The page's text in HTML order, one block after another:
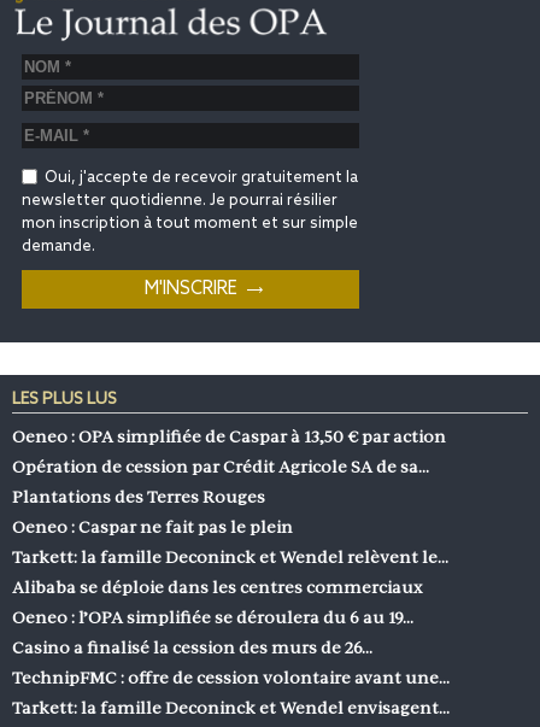
Oui, j'accepte de recevoir gratuitement la
newsletter quotidienne. Je pourrai résilier
mon inscription à tout moment et sur simple
demande.
LES PLUS LUS
Oeneo : OPA simplifiée de Caspar à 13,50 € par action
Opération de cession par Crédit Agricole SA de sa…
Plantations des Terres Rouges
Oeneo : Caspar ne fait pas le plein
Tarkett: la famille Deconinck et Wendel relèvent le…
Alibaba se déploie dans les centres commerciaux
Oeneo : l’OPA simplifiée se déroulera du 6 au 19…
Casino a finalisé la cession des murs de 26…
TechnipFMC : offre de cession volontaire avant une…
Tarkett: la famille Deconinck et Wendel envisagent…